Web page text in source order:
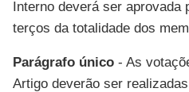
Interno deverá ser aprovada
terços da totalidade dos
Parágrafo único - As
Artigo deverão ser